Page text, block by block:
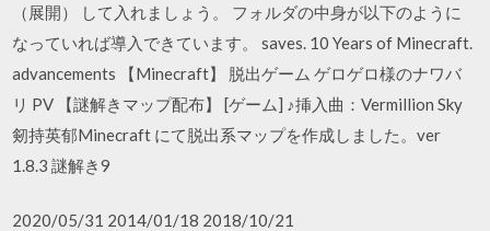
（展開） して入れましょう。 フォルダの中身が以下のように
なっていれば導入できています。 saves. 10 Years of Minecraft.
advancements 【Minecraft】 脱出ゲーム ゲロゲロ様のナワバ
リ PV 【謎解きマップ配布】 [ゲーム] ♪挿入曲：Vermillion Sky
剱持英郁Minecraft にて脱出系マップを作成しました。ver
1.8.3 謎解き9
2020/05/31 2014/01/18 2018/10/21